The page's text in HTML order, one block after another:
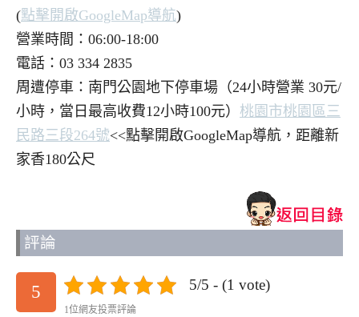
(點擊開啟GoogleMap導航)
營業時間：06:00-18:00
電話：03 334 2835
周遭停車：南門公園地下停車場（24小時營業 30元/
小時，當日最高收費12小時100元） 桃園市桃園區三
民路三段264號<<點擊開啟GoogleMap導航，距離新
家香180公尺
評論
5 5/5 - (1 vote)
1位網友投票評論